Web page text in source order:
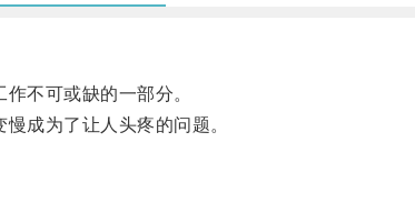
不可或缺的一部分。
成为了让人头疼的问题。